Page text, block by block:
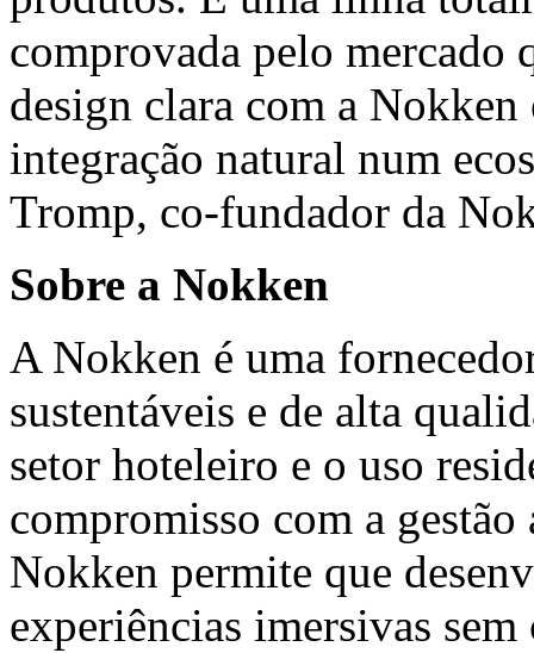
comprovada pelo mercado
design clara com a
integração natural num
Tromp, co-fundador da
Sobre a Nokken
A Nokken é uma
sustentáveis e de alta
setor hoteleiro e o uso
compromisso com a
Nokken permite que
experiências imersivas